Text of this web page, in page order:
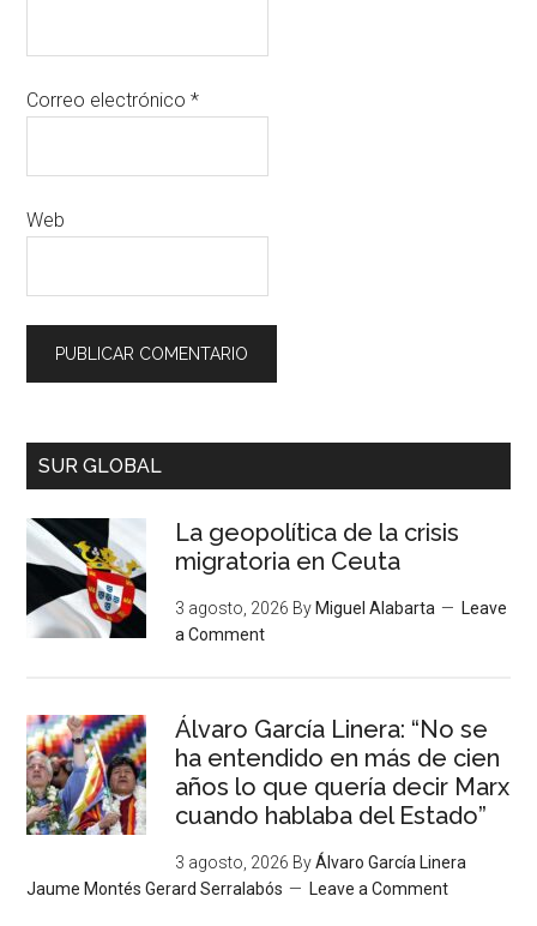
Correo electrónico*
Web
SUR GLOBAL
La geopolítica de la crisis
migratoria en Ceuta
3 agosto, 2026 By Miguel Alabarta
Leave
a Comment
Álvaro García Linera: “No se
ha entendido en más de cien
años lo que quería decir Marx
cuando hablaba del Estado”
3 agosto, 2026 ByÁlvaro García Linera
Jaume Montés Gerard Serralabós
Leave a Comment